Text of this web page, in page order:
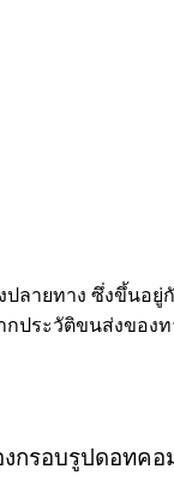
ลายทาง ซึ่งขึ้นอ
ประวัติขนส่งของ
กรอบรูปดอทคอ